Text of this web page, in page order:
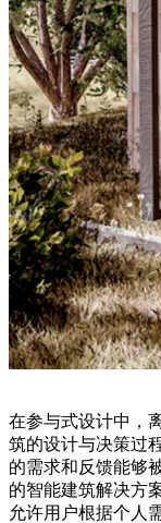
在参与式设计中，
筑的设计与决策过
的需求和反馈能够
的智能建筑解决方
允许用户根据个人